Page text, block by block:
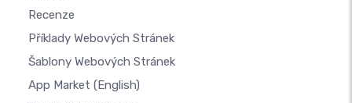
Recenze
Příklady Webových Stránek
Šablony Webových Stránek
App Market (English)